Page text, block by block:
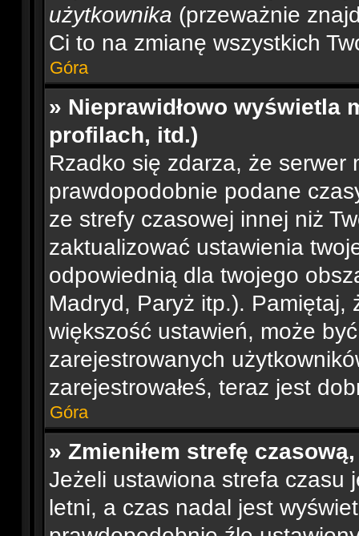
użytkownika (przeważnie
Ci to na zmianę wszystkich
Góra
» Nieprawidłowo wyświetla
profilach, itd.)
Rzadko się zdarza, że serwer
prawdopodobnie podane
ze strefy czasowej innej niż
zaktualizować ustawienia
odpowiednią dla twojego
Madryd, Paryż itp.). Pamiętaj,
większość ustawień, może
zarejestrowanych
zarejestrowałeś, teraz jest
Góra
» Zmieniłem strefę
Jeżeli ustawiona strefa czasu
letni, a czas nadal jest